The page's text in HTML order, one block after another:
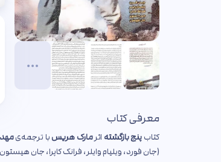
معرفی کتاب
کتاب پنج بازگشته اثر مارک هریس با ترجمه‌ی
(جان فورد، ویلیام وایلر، فرانک کاپرا، جان